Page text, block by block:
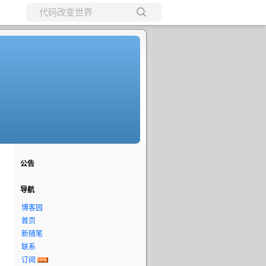
所有博客
公告
导航
博客园
首页
新随笔
联系
订阅